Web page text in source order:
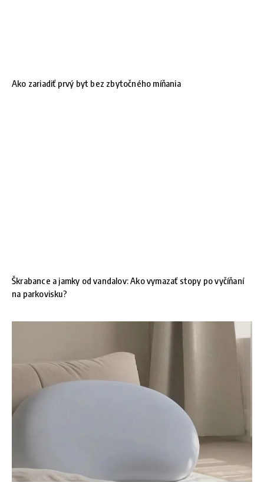
Ako zariadiť prvý byt bez zbytočného míňania
Škrabance a jamky od vandalov: Ako vymazať stopy po vyčíňaní
na parkovisku?